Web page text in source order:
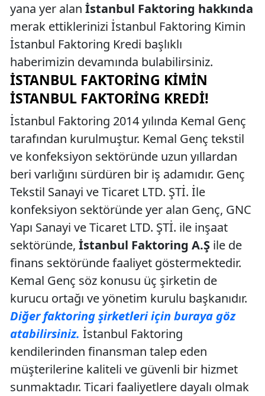
yana yer alan İstanbul Faktoring hakkında
merak ettiklerinizi İstanbul Faktoring Kimin
İstanbul Faktoring Kredi başlıklı
haberimizin devamında bulabilirsiniz.
İSTANBUL FAKTORING KIMIN
İSTANBUL FAKTORING KREDI!
İstanbul Faktoring 2014 yılında Kemal Genç
tarafından kurulmuştur. Kemal Genç tekstil
ve konfeksiyon sektöründe uzun yıllardan
beri varlığını sürdüren bir iş adamıdır. Genç
Tekstil Sanayi ve Ticaret LTD. ŞTİ. İle
konfeksiyon sektöründe yer alan Genç, GNC
Yapı Sanayi ve Ticaret LTD. ŞTİ. ile inşaat
sektöründe, İstanbul Faktoring A.Ş ile de
finans sektöründe faaliyet göstermektedir.
Kemal Genç söz konusu üç şirketin de
kurucu ortağı ve yönetim kurulu başkanıdır.
Diğer faktoring şirketleri için buraya göz
atabilirsiniz. İstanbul Faktoring
kendilerinden finansman talep eden
müşterilerine kaliteli ve güvenli bir hizmet
sunmaktadır. Ticari faaliyetlere dayalı olmak